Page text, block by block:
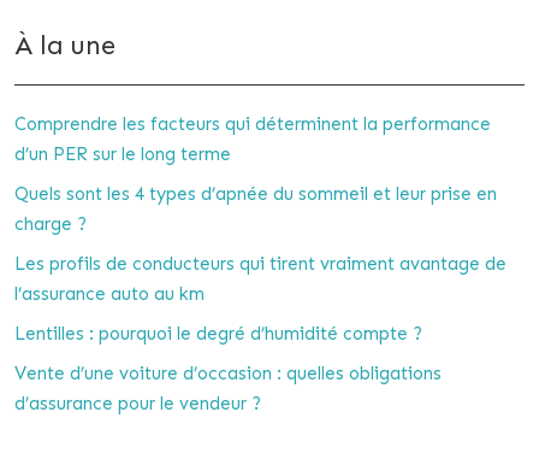
À la une
Comprendre les facteurs qui déterminent la performance
d’un PER sur le long terme
Quels sont les 4 types d’apnée du sommeil et leur prise en
charge ?
Les profils de conducteurs qui tirent vraiment avantage de
l’assurance auto au km
Lentilles : pourquoi le degré d’humidité compte ?
Vente d’une voiture d’occasion : quelles obligations
d’assurance pour le vendeur ?